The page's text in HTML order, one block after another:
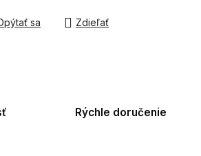
sa Zdieľať
Rýchle doručenie